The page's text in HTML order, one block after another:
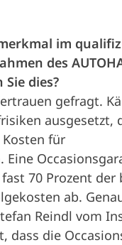
&
im
des
dies?
gefragt.
ausgesetzt,
für
Eine
70 Prozent der
ab.
Reindl vom
dass die